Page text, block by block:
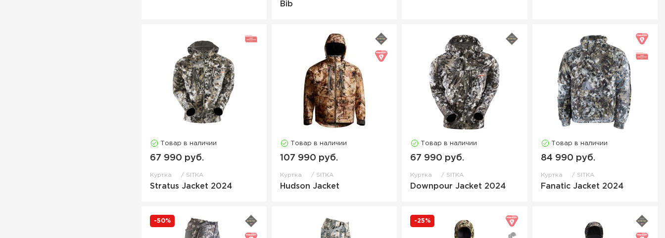
Bib
Товар в наличии
67 990 руб.
Куртка SITKA
Stratus Jacket 2024
Товар в наличии
107 990 руб.
Куртка SITKA
Hudson Jacket
Товар в наличии
67 990 руб.
Куртка SITKA
Downpour Jacket 2024
Товар в наличии
84 990 руб.
Куртка SITKA
Fanatic Jacket 2024
-50% -25%